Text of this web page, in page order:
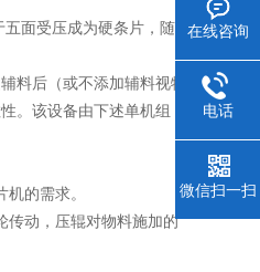
面受压成为硬条片，随后
后（或不添加辅料视物
。该设备由下述单机组
的需求。
动，压辊对物料施加的
在线咨询
电话
微信扫一扫